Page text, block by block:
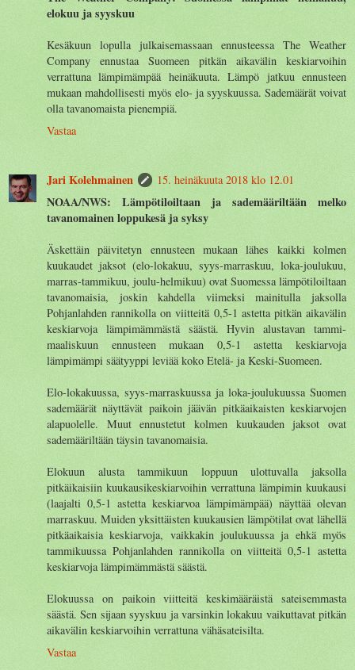
elokuu ja syyskuu
Kesäkuun lopulla julkaisemassaan ennusteessa The Weather
Company ennustaa Suomeen pitkän aikavälin keskiarvoihin
verrattuna lämpimämpää heinäkuuta. Lämpö jatkuu ennusteen
mukaan mahdollisesti myös elo- ja syyskuussa. Sademäärät voivat
olla tavanomaista pienempiä.
Vastaa
Jari Kolehmainen 15. heinäkuuta 2018 klo 12.01
NOAA/NWS: Lämpötiloiltaan ja sademääriltään melko
tavanomainen loppukesä ja syksy
Äskettäin päivitetyn ennusteen mukaan lähes kaikki kolmen
kuukaudet jaksot (elo-lokakuu, syys-marraskuu, loka-joulukuu,
marras-tammikuu, joulu-helmikuu) ovat Suomessa lämpötiloiltaan
tavanomaisia, joskin kahdella viimeksi mainitulla jaksolla
Pohjanlahden rannikolla on viitteitä 0,5-1 astetta pitkän aikavälin
keskiarvoja lämpimämmästä säästä. Hyvin alustavan tammi-
maaliskuun ennusteen mukaan 0,5-1 astetta keskiarvoja
lämpimämpi säätyyppi leviää koko Etelä- ja Keski-Suomeen.
Elo-lokakuussa, syys-marraskuussa ja loka-joulukuussa Suomen
sademäärät näyttävät paikoin jäävän pitkäaikaisten keskiarvojen
alapuolelle. Muut ennustetut kolmen kuukauden jaksot ovat
sademääriltään täysin tavanomaisia.
Elokuun alusta tammikuun loppuun ulottuvalla jaksolla
pitkäikaisiin kuukausikeskiarvoihin verrattuna lämpimin kuukausi
(laajalti 0,5-1 astetta keskiarvoa lämpimämpää) näyttää olevan
marraskuu. Muiden yksittäisten kuukausien lämpötilat ovat lähellä
pitkäaikaisia keskiarvoja, vaikkakin joulukuussa ja ehkä myös
tammikuussa Pohjanlahden rannikolla on viitteitä 0,5-1 astetta
keskiarvoja lämpimämmästä säästä.
Elokuussa on paikoin viitteitä keskimääräistä sateisemmasta
säästä. Sen sijaan syyskuu ja varsinkin lokakuu vaikuttavat pitkän
aikavälin keskiarvoihin verrattuna vähäsateisilta.
Vastaa